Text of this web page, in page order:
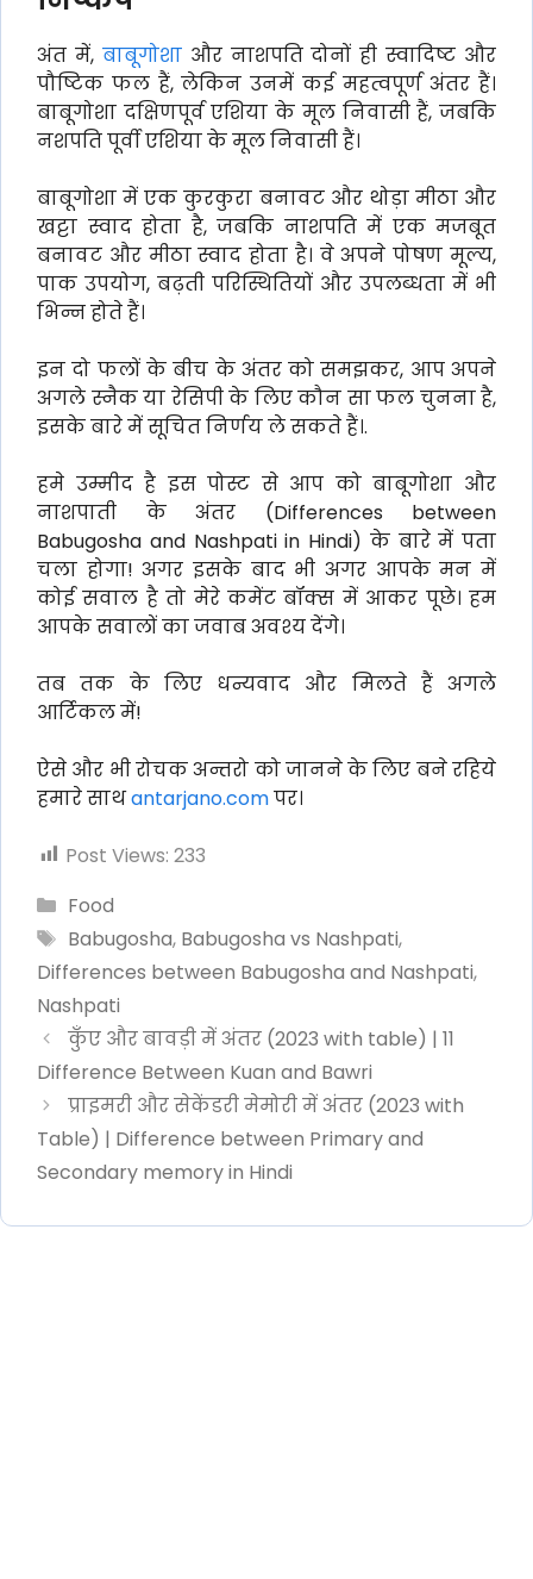
अंत में, बाबूगोशाऔर नाशपति दोनों ही स्वादिष्ट और
पौष्टिक फल हैं, लेकिन उनमें कई महत्वपूर्ण अंतर हैं।
बाबूगोशा दक्षिणपूर्व एशिया के मूल निवासी हैं, जबकि
नशपति पूर्वी एशिया के मूल निवासी हैं।
बाबूगोशा में एक कुरकुरा बनावट और थोड़ा मीठा और
खट्टा स्वाद होता है, जबकि नाशपति में एक मजबूत
बनावट और मीठा स्वाद होता है। वे अपने पोषण मूल्य,
पाक उपयोग, बढ़ती परिस्थितियों और उपलब्धता में भी
भिन्न होते हैं।
इन दो फलों के बीच के अंतर को समझकर, आप अपने
अगले स्नैक या रेसिपी के लिए कौन सा फल चुनना है,
इसके बारे में सूचित निर्णय ले सकते हैं।.
हमे उम्मीद है इस पोस्ट से आप को बाबूगोशा और
नाशपाती के अंतर (Differences between
Babugosha and Nashpati in Hindi) के बारे में पता
चला होगा! अगर इसके बाद भी अगर आपके मन में
कोई सवाल है तो मेरे कमेंट बॉक्स में आकर पूछे। हम
आपके सवालों का जवाब अवश्य देंगे।
तब तक के लिए धन्यवाद और मिलते हैं अगले
आर्टिकल में!
ऐसे और भी रोचक अन्तरो को जानने के लिए बने रहिये
हमारे साथantarjano.comपर।
Post Views: 233
Categories
Food
Tags
Babugosha, Babugosha vs Nashpati,
Differences between Babugosha and Nashpati,
Nashpati
कुँए और बावड़ी में अंतर (2023 with table) | 11
Difference Between Kuan and Bawri
प्राइमरी और सेकेंडरी मेमोरी में अंतर (2023 with
Table) | Difference between Primary and
Secondary memory in Hindi